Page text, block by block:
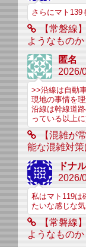
さらにマト139
【常磐線
ようなものか
匿名
2026/
>>沿線は自動
現地の事情を
沿線は幹線道
っている以上
【混雑が
能な混雑対
ドナ
2026/
私はマト119は
たいな感じな気
【常磐線
ようなものか